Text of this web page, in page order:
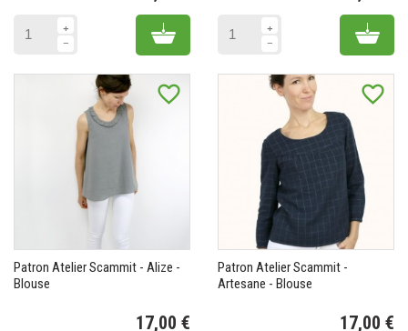
Add to cart Add
favorite_border
Patron Atelier Scammit - Alize -
Blouse
17,00 €
favorite_border
Patron Atelier Scammit -
Artesane - Blouse
17,00 €